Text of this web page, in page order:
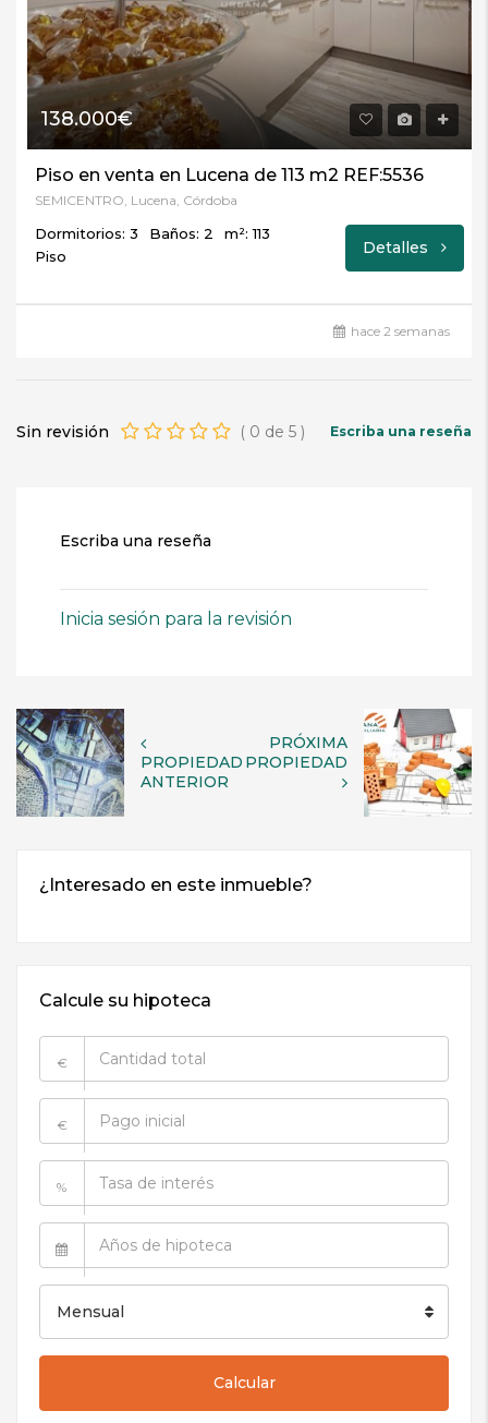
138.000€
Piso en venta en Lucena de 113 m2 REF:5536
SEMICENTRO, Lucena, Córdoba
Dormitorios: 3 Baños: 2
m²: 113
Piso
Detalles
hace 2 semanas
Sin revisión ( 0 de 5 ) Escriba una reseña
Escriba una reseña
Inicia sesión para la revisión
PROPIEDAD
ANTERIOR
PRÓXIMA
PROPIEDAD
Calcule su hipoteca
€
€
%
Mensual
Calcular